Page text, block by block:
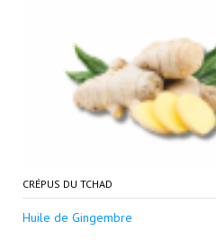
CRÉPUS DU TCHAD
Huile de Gingembre